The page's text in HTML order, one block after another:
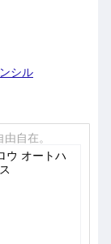
シル
自在。
ウ オートハ